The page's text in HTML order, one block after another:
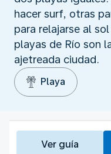
hacer surf, otras
para relajarse al
playas de Río son
ajetreada ciudad.
Playa
Ver guía